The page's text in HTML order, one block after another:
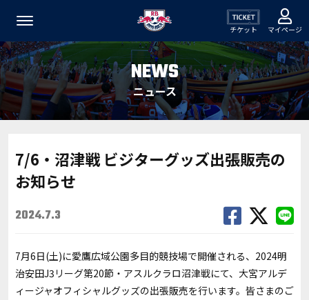
チケット マイページ
NEWS
ニュース
7/6・沼津戦 ビジターグッズ出張販売の
お知らせ
2024.7.3
7月6日(土)に愛鷹広域公園多目的競技場で開催される、2024明
治安田J3リーグ第20節・アスルクラロ沼津戦にて、大宮アルデ
ィージャオフィシャルグッズの出張販売を行います。皆さまのご